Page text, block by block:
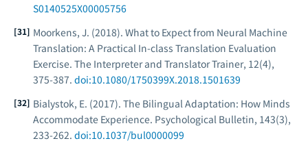
S0140525X00005756
Moorkens, J. (2018). What to Expect from Neural Machine
Translation: A Practical In-class Translation Evaluation
Exercise. The Interpreter and Translator Trainer, 12(4),
375-387. doi:10.1080/1750399X.2018.1501639
Bialystok, E. (2017). The Bilingual Adaptation: How Minds
Accommodate Experience. Psychological Bulletin, 143(3),
233-262. doi:10.1037/bul0000099